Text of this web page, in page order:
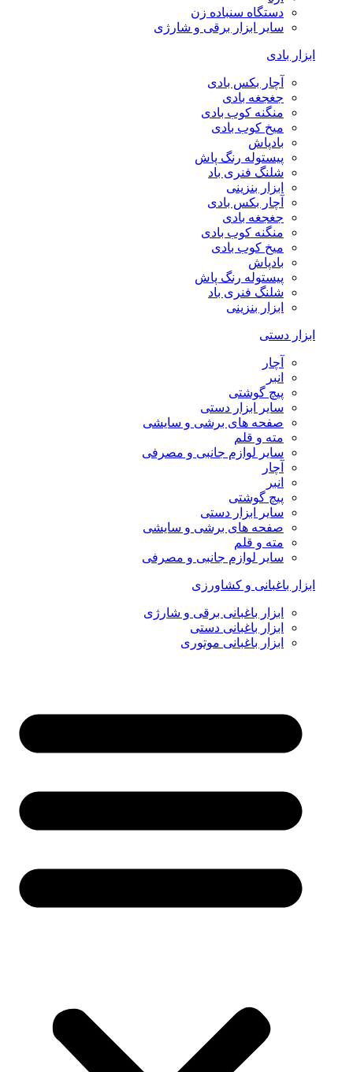
دستگاه سنباده زن
سایر ابزار برقی و شارژی
ابزار بادی
آچار بکس بادی
جغجغه بادی
منگنه کوب بادی
میخ کوب بادی
بادپاش
پیستوله رنگ پاش
شلنگ فنری باد
ابزار بنزینی
آچار بکس بادی
جغجغه بادی
منگنه کوب بادی
میخ کوب بادی
بادپاش
پیستوله رنگ پاش
شلنگ فنری باد
ابزار بنزینی
ابزار دستی
آچار
انبر
پیچ گوشتی
سایر ابزار دستی
صفحه های برشی و سایشی
مته و قلم
سایر لوازم جانبی و مصرفی
آچار
انبر
پیچ گوشتی
سایر ابزار دستی
صفحه های برشی و سایشی
مته و قلم
سایر لوازم جانبی و مصرفی
ابزار باغبانی و کشاورزی
ابزار باغبانی برقی و شارژی
ابزار باغبانی دستی
ابزار باغبانی موتوری